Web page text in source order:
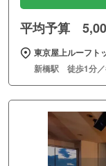
平均予算
東京屋上ルーフト
新橋駅 徒歩1分／